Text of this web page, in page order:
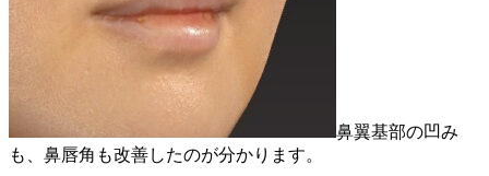
鼻翼基部の凹み
も、鼻唇角も改善したのが分かります。